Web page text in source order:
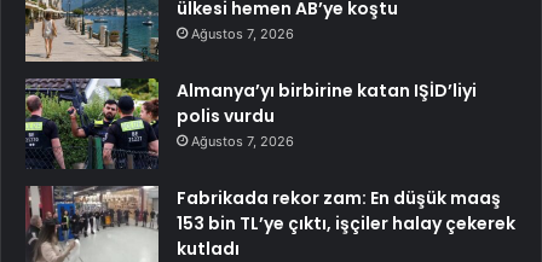
ülkesi hemen AB’ye koştu
Ağustos 7, 2026
Almanya’yı birbirine katan IŞİD’liyi
polis vurdu
Ağustos 7, 2026
Fabrikada rekor zam: En düşük maaş
153 bin TL’ye çıktı, işçiler halay çekerek
kutladı